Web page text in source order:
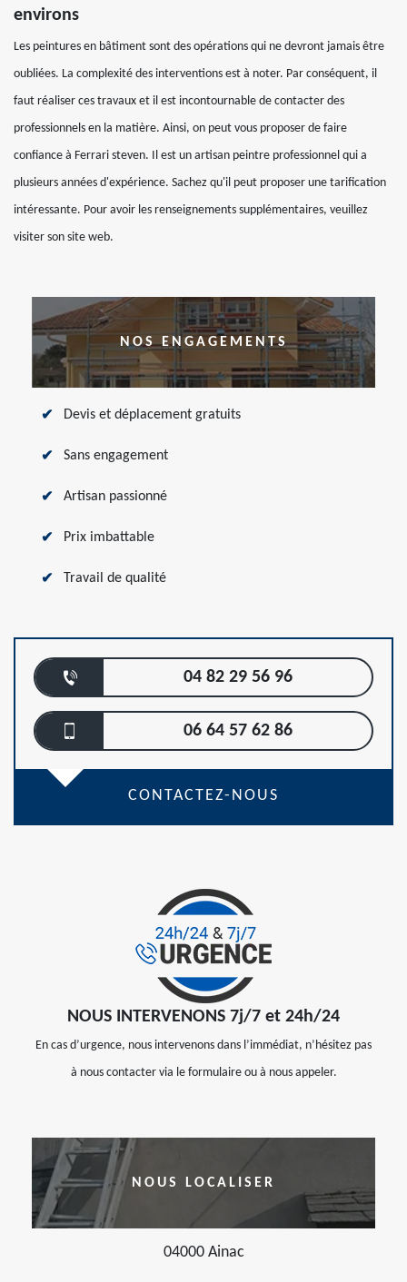
environs
Les peintures en bâtiment sont des opérations qui ne devront jamais être
oubliées. La complexité des interventions est à noter. Par conséquent, il
faut réaliser ces travaux et il est incontournable de contacter des
professionnels en la matière. Ainsi, on peut vous proposer de faire
confiance à Ferrari steven. Il est un artisan peintre professionnel qui a
plusieurs années d'expérience. Sachez qu'il peut proposer une tarification
intéressante. Pour avoir les renseignements supplémentaires, veuillez
visiter son site web.
NOS ENGAGEMENTS
Devis et déplacement gratuits
Sans engagement
Artisan passionné
Prix imbattable
Travail de qualité
04 82 29 56 96
06 64 57 62 86
CONTACTEZ-NOUS
NOUS INTERVENONS 7j/7 et 24h/24
En cas d’urgence, nous intervenons dans l’immédiat, n’hésitez pas
à nous contacter via le formulaire ou à nous appeler.
NOUS LOCALISER
04000 Ainac